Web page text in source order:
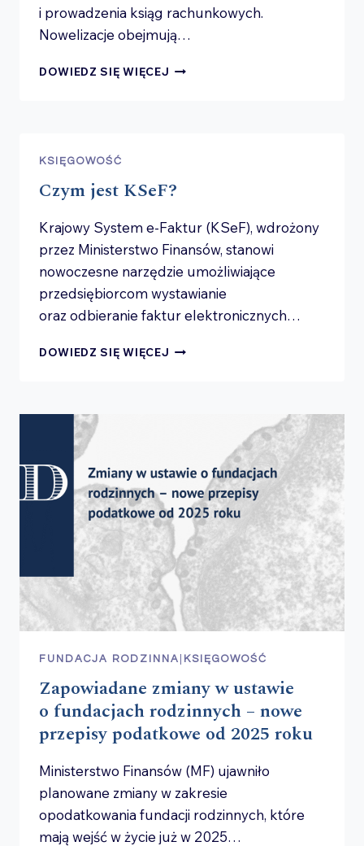
i prowadzenia ksiąg rachunkowych.
Nowelizacje obejmują…
DOWIEDZ SIĘ WIĘCEJ ZMIANY
KSIĘGOWOŚĆ
Czym jest KSeF?
Krajowy System e-Faktur (KSeF), wdrożony
przez Ministerstwo Finansów, stanowi
nowoczesne narzędzie umożliwiające
przedsiębiorcom wystawianie
oraz odbieranie faktur elektronicznych…
DOWIEDZ SIĘ WIĘCEJ CZYM
FUNDACJA RODZINNA KSIĘGOWOŚĆ
Zapowiadane zmiany w ustawie
o fundacjach rodzinnych – nowe
przepisy podatkowe od 2025 roku
Ministerstwo Finansów (MF) ujawniło
planowane zmiany w zakresie
opodatkowania fundacji rodzinnych, które
mają wejść w życie już w 2025…